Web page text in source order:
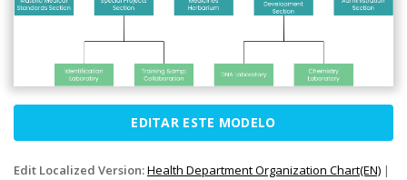
EDITAR ESTE MODELO
Edit Localized Version:Health Department Organization Chart(EN) |